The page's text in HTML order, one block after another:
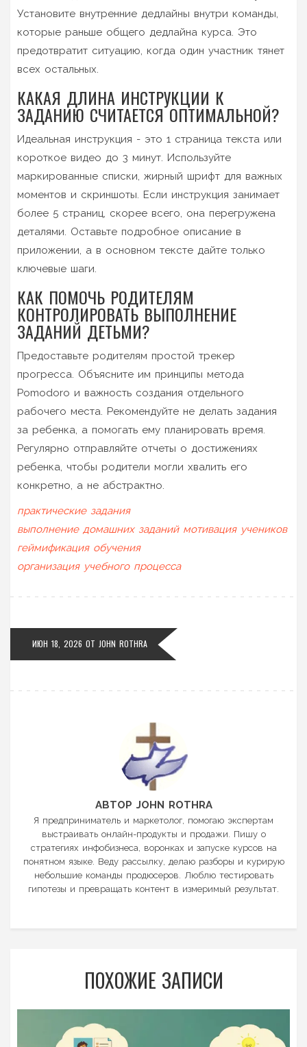
Установите внутренние дедлайны внутри команды,
которые раньше общего дедлайна курса. Это
предотвратит ситуацию, когда один участник тянет
всех остальных.
КАКАЯ ДЛИНА ИНСТРУКЦИИ К
ЗАДАНИЮ СЧИТАЕТСЯ ОПТИМАЛЬНОЙ?
Идеальная инструкция - это 1 страница текста или
короткое видео до 3 минут. Используйте
маркированные списки, жирный шрифт для важных
моментов и скриншоты. Если инструкция занимает
более 5 страниц, скорее всего, она перегружена
деталями. Оставьте подробное описание в
приложении, а в основном тексте дайте только
ключевые шаги.
КАК ПОМОЧЬ РОДИТЕЛЯМ
КОНТРОЛИРОВАТЬ ВЫПОЛНЕНИЕ
ЗАДАНИЙ ДЕТЬМИ?
Предоставьте родителям простой трекер
прогресса. Объясните им принципы метода
Pomodoro и важность создания отдельного
рабочего места. Рекомендуйте не делать задания
за ребенка, а помогать ему планировать время.
Регулярно отправляйте отчеты о достижениях
ребенка, чтобы родители могли хвалить его
конкретно, а не абстрактно.
практические задания
выполнение домашних заданий мотивация учеников
геймификация обучения
организация учебного процесса
ИЮН 18, 2026 ОТ JOHN ROTHRA
АВТОР JOHN ROTHRA
Я предприниматель и маркетолог, помогаю экспертам
выстраивать онлайн-продукты и продажи. Пишу о
стратегиях инфобизнеса, воронках и запуске курсов на
понятном языке. Веду рассылку, делаю разборы и курирую
небольшие команды продюсеров. Люблю тестировать
гипотезы и превращать контент в измеримый результат.
ПОХОЖИЕ ЗАПИСИ